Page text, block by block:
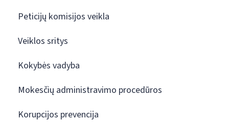
Peticijų komisijos veikla
Veiklos sritys
Kokybės vadyba
Mokesčių administravimo procedūros
Korupcijos prevencija